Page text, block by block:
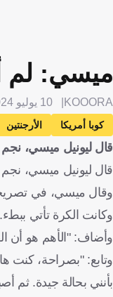
ميسي: لم
KOOORA 10 يوليو 2024
كوبا أمريكا الأرجنتين
قال ليونيل ميسي،
قال ليونيل ميسي، نجم
وقال ميسي، في
وكانت الكرة تأتي
وأضاف: "الأهم هو أن الهدف
وتابع: "بصراحة، كنت
بأنني بحالة جيدة. ثم